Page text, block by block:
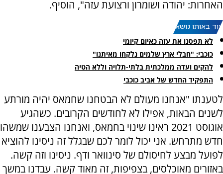
האחרות: יהודה ושומרון ורצועת עזה", הוסיף.
עוד באותו נושא:
לא תפסנו את עזה כאיום קיומי
כוכבי: "חבלי ארץ שלמים נלקחו מאיתנו"
להקים ועדה ממלכתית בלתי-תלויה וללא הטיה
התפקיד החדש של אביב כוכבי
לטענתו "אנחנו מעולם לא הבטחנו שחמאס יהיה מורתע
לשנים הבאות, אפילו לא לחודשים הקרובים. כשהגיע
אוגוסט 2021 ראינו שינוי בחמאס, ואנחנו הצבענו שמשהו
חדש מתרחש. אני יכול לומר לכם שבגלל זה ניסינו להוציא
לפועל מבצע לחיסולם של סינוואר ודף. ניסינו וזה קשה.
באזורים מאוכלסים, בצפיפות, זה מאוד קשה. עבדנו במשך